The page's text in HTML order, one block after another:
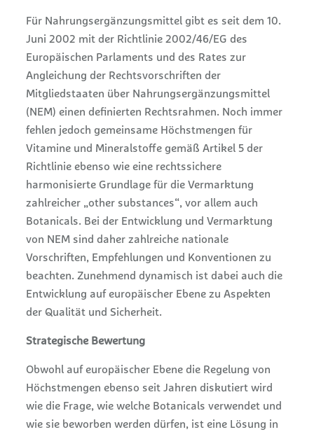
Für Nahrungsergänzungsmittel gibt es seit dem 10.
Juni 2002 mit der Richtlinie 2002/46/EG des
Europäischen Parlaments und des Rates zur
Angleichung der Rechtsvorschriften der
Mitgliedstaaten über Nahrungsergänzungsmittel
(NEM) einen definierten Rechtsrahmen. Noch immer
fehlen jedoch gemeinsame Höchstmengen für
Vitamine und Mineralstoffe gemäß Artikel 5 der
Richtlinie ebenso wie eine rechtssichere
harmonisierte Grundlage für die Vermarktung
zahlreicher „other substances“, vor allem auch
Botanicals. Bei der Entwicklung und Vermarktung
von NEM sind daher zahlreiche nationale
Vorschriften, Empfehlungen und Konventionen zu
beachten. Zunehmend dynamisch ist dabei auch die
Entwicklung auf europäischer Ebene zu Aspekten
der Qualität und Sicherheit.
Strategische Bewertung
Obwohl auf europäischer Ebene die Regelung von
Höchstmengen ebenso seit Jahren diskutiert wird
wie die Frage, wie welche Botanicals verwendet und
wie sie beworben werden dürfen, ist eine Lösung in